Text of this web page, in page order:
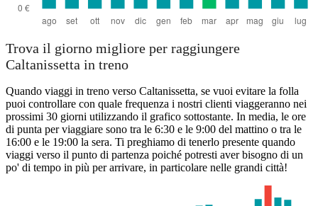
Trova il giorno migliore per raggiungere
Caltanissetta in treno
Quando viaggi in treno verso Caltanissetta, se vuoi evitare la folla
puoi controllare con quale frequenza i nostri clienti viaggeranno nei
prossimi 30 giorni utilizzando il grafico sottostante. In media, le ore
di punta per viaggiare sono tra le 6:30 e le 9:00 del mattino o tra le
16:00 e le 19:00 la sera. Ti preghiamo di tenerlo presente quando
viaggi verso il punto di partenza poiché potresti aver bisogno di un
po' di tempo in più per arrivare, in particolare nelle grandi città!